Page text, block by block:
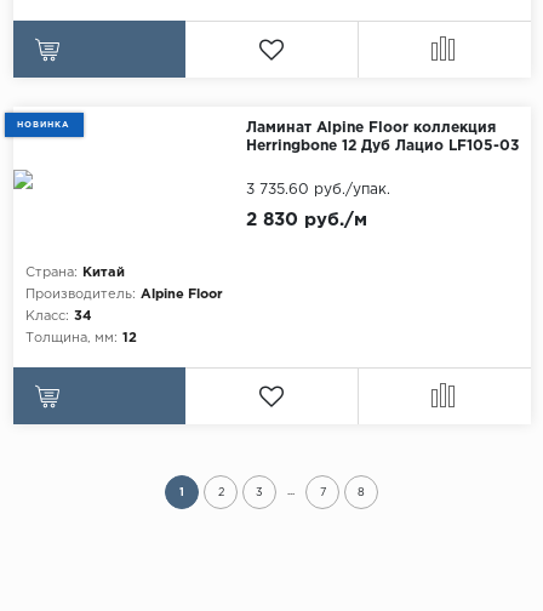
НОВИНКА
Ламинат Alpine Floor коллекция
Herringbone 12 Дуб Лацио LF105-03
Страна:
Китай
Производитель: Alpine Floor
Класс: 34
Толщина, мм: 12
2 830 руб./м
3 735.60 руб./упак.
1 2 3 7 8